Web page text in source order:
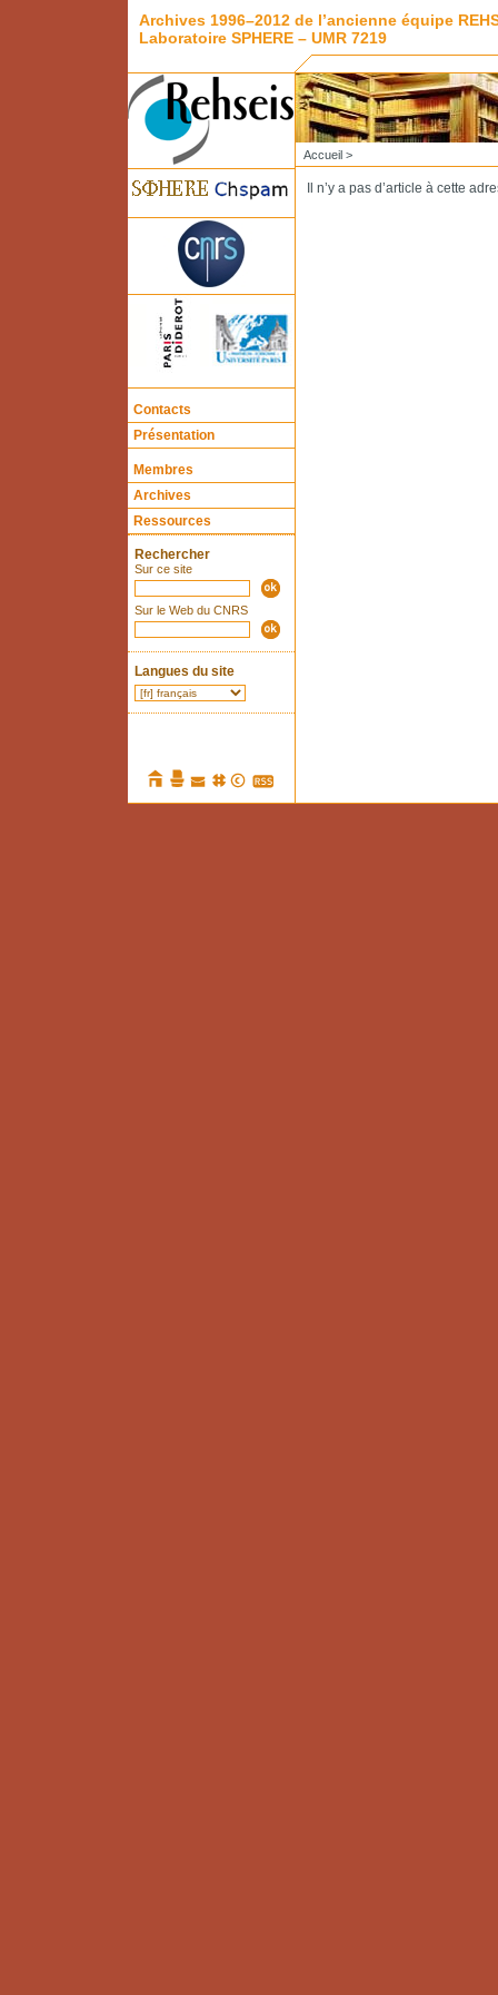
Archives 1996–2012 de l’ancienne équipe
Laboratoire SPHERE – UMR 7219
Contacts
Présentation
Membres
Archives
Ressources
Rechercher
Sur ce site
Sur le Web du CNRS
Langues du site
Accueil>
Il n’y a pas d’article à cette